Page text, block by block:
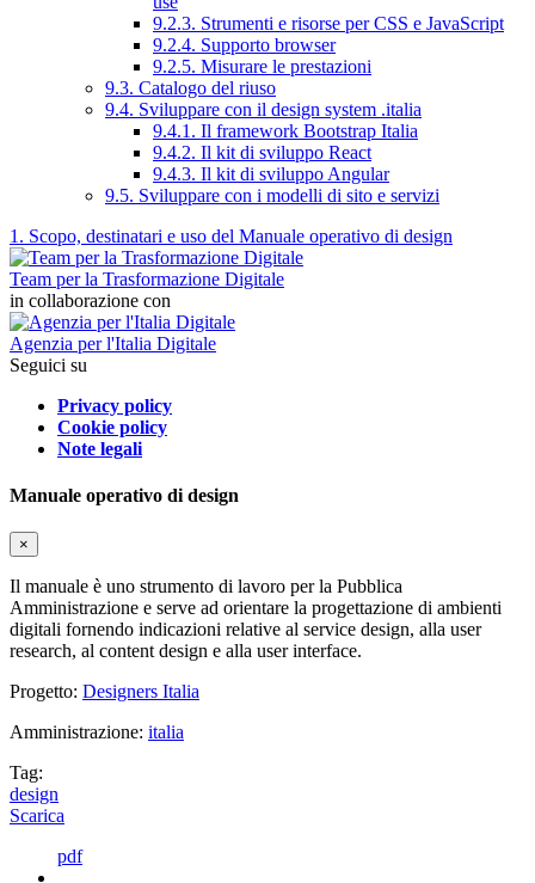
9.2.3. Strumenti e risorse per CSS e JavaScript
9.2.4. Supporto browser
9.2.5. Misurare le prestazioni
9.3. Catalogo del riuso
9.4. Sviluppare con il design system .italia
9.4.1. Il framework Bootstrap Italia
9.4.2. Il kit di sviluppo React
9.4.3. Il kit di sviluppo Angular
9.5. Sviluppare con i modelli di sito e servizi
1. Scopo, destinatari e uso del Manuale operativo di design
Team per la Trasformazione Digitale
in collaborazione con
Agenzia per l'Italia Digitale
Seguici su
Privacy policy
Cookie policy
Note legali
Manuale operativo di design
×
Il manuale è uno strumento di lavoro per la Pubblica
Amministrazione e serve ad orientare la progettazione di ambienti
digitali fornendo indicazioni relative al service design, alla user
research, al content design e alla user interface.
Progetto: Designers Italia
Amministrazione: italia
Tag:
design
Scarica
pdf